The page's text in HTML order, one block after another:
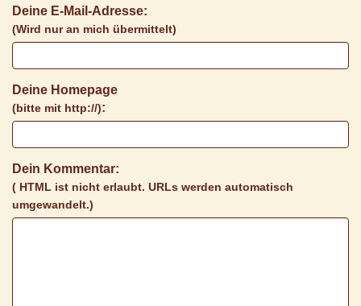
Deine E-Mail-Adresse:
(Wird nur an mich übermittelt)
Deine Homepage
(bitte mit http://):
Dein Kommentar:
( HTML ist nicht erlaubt. URLs werden automatisch
umgewandelt.)